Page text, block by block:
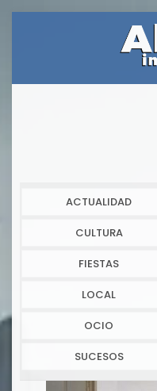
ACTUALIDAD
CULTURA
FIESTAS
LOCAL
OCIO
SUCESOS